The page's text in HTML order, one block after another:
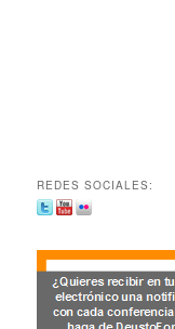
REDES SOCIALES: